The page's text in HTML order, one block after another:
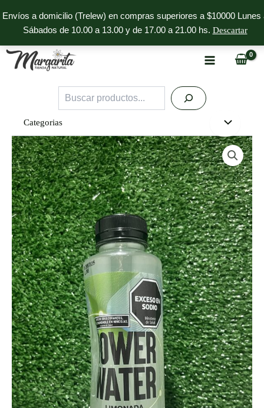
Envíos a domicilio (Trelew) en compras superiores a $10000 Lunes
Sábados de 10.00 a 13.00 y de 17.00 a 21.00 hs. Descartar
al
contenido
Buscar
Categorias